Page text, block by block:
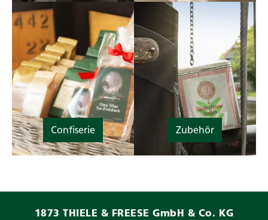
Confiserie Zubehör
1873 THIELE & FREESE GmbH & Co. KG